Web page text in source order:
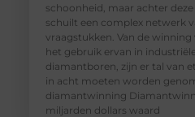
schoonheid, maar achter
schuilt een complex netwerk
vraagstukken. Van de
het gebruik ervan in
diamantboren, zijn er tal van
in acht moeten worden
diamantwinning
miljarden dollars waard